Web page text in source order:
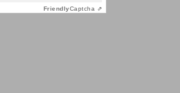
FriendlyCaptcha ⇗